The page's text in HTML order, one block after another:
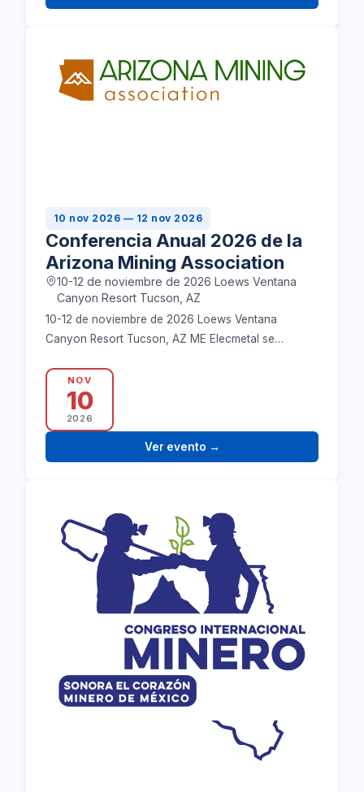
10 nov 2026 — 12 nov 2026
Conferencia Anual 2026 de la
Arizona Mining Association
10-12 de noviembre de 2026 Loews Ventana
Canyon Resort Tucson, AZ
10-12 de noviembre de 2026 Loews Ventana
Canyon Resort Tucson, AZ ME Elecmetal se
de la Arizona Mining…
NOV
10
2026
Ver evento →